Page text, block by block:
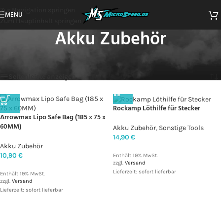
Zur Navigation springen
Zum Hauptinhalt springen
MENÜ
Akku Zubehör
Arrowmax Lipo Safe Bag (185 x 75 x
60MM)
Akku Zubehör
10,90 €
Enthält 19% MwSt.
zzgl. Versand
Lieferzeit: sofort lieferbar
Rockamp Löthilfe für Stecker
Akku Zubehör, Sonstige Tools
14,90 €
Enthält 19% MwSt.
zzgl. Versand
Lieferzeit: sofort lieferbar